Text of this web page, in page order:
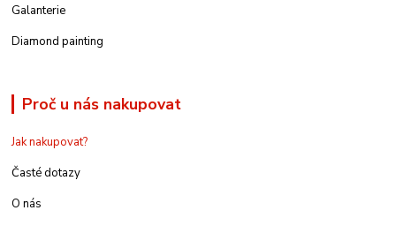
Galanterie
Diamond painting
Proč u nás nakupovat
Jak nakupovat?
Časté dotazy
O nás